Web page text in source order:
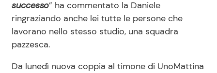
successo” ha commentato la Daniele
ringraziando anche lei tutte le persone che
lavorano nello stesso studio, una squadra
pazzesca.
Da lunedì nuova coppia al timone di UnoMattina